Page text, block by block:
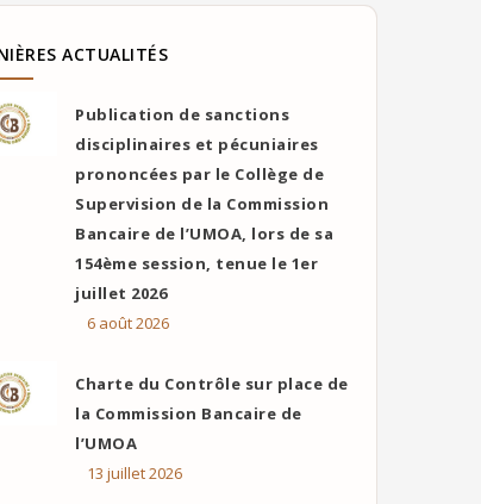
ACTUALITÉS
Publication de sanctions
disciplinaires et pécuniaires
prononcées par le Collège de
Supervision de la Commission
Bancaire de l’UMOA, lors de sa
154ème session, tenue le 1er
juillet 2026
6 août 2026
Charte du Contrôle sur place de
la Commission Bancaire de
l’UMOA
13 juillet 2026